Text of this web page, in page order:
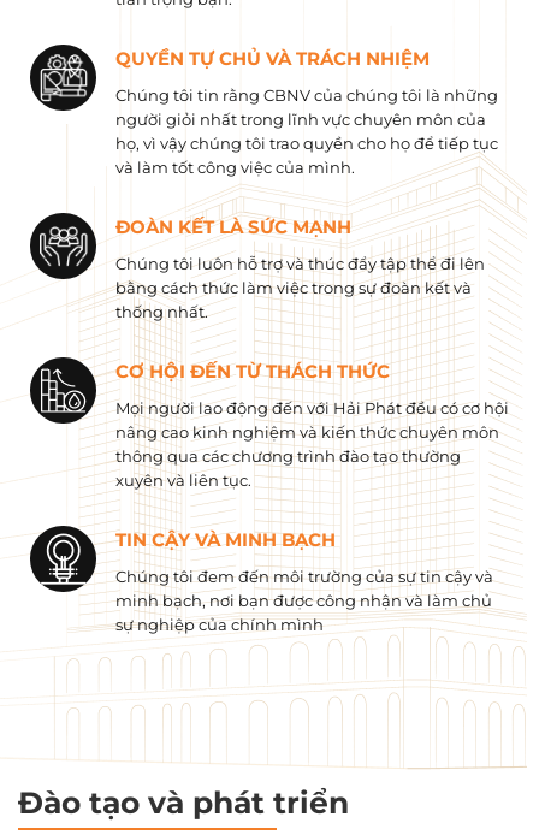
QUYỀN TỰ CHỦ VÀ TRÁCH NHIỆM
Chúng tôi tin rằng CBNV của chúng tôi là những
người giỏi nhất trong lĩnh vực chuyên môn của
họ, vì vậy chúng tôi trao quyền cho họ để tiếp tục
và làm tốt công việc của mình.
ĐOÀN KẾT LÀ SỨC MẠNH
Chúng tôi luôn hỗ trợ và thúc đẩy tập thể đi lên
bằng cách thức làm việc trong sự đoàn kết và
thống nhất.
CƠ HỘI ĐẾN TỪ THÁCH THỨC
Mọi người lao động đến với Hải Phát đều có cơ hội
nâng cao kinh nghiệm và kiến ​​thức chuyên môn
thông qua các chương trình đào tạo thường
xuyên và liên tục.
TIN CẬY VÀ MINH BẠCH
Chúng tôi đem đến môi trường của sự tin cậy và
minh bạch, nơi bạn được công nhận và làm chủ
sự nghiệp của chính mình
Đào tạo và phát triển